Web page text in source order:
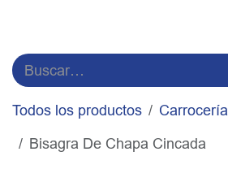
Todos los productos
Carrocería
Bisagra De Chapa Cincada